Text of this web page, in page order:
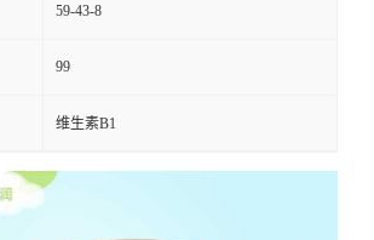
59-43-8
99
维生素B1